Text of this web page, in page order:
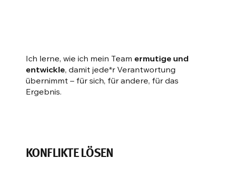
Ich lerne, wie ich mein Team ermutige und
entwickle, damit jede*r Verantwortung
übernimmt – für sich, für andere, für das
Ergebnis.
KONFLIKTE LÖSEN